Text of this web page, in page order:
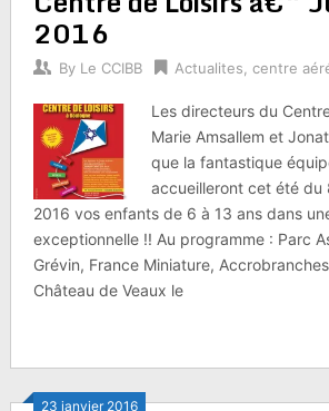
2016
By Le CCIBB Actualites centre
Les directeurs du
Marie Amsallem et
que la fantastique
accueilleront cet été du
2016 vos enfants de 6 à 13 ans dans
exceptionnelle !! Au programme : Parc
Grévin, France Miniature,
Château de Veaux le
23 janvier 2016